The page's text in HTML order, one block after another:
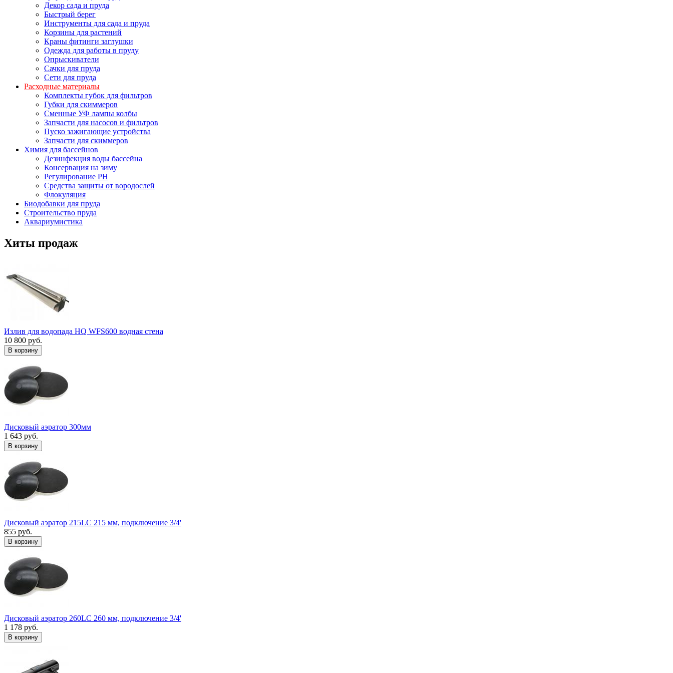
Декор сада и пруда
Быстрый берег
Инструменты для сада и пруда
Корзины для растений
Краны фитинги заглушки
Одежда для работы в пруду
Опрыскиватели
Сачки для пруда
Сети для пруда
Расходные материалы
Комплекты губок для фильтров
Губки для скиммеров
Сменные УФ лампы колбы
Запчасти для насосов и фильтров
Пуско зажигающие устройства
Запчасти для скиммеров
Химия для бассейнов
Дезинфекция воды бассейна
Консервация на зиму
Регулирование PH
Средства защиты от вородослей
Флокуляция
Биодобавки для пруда
Строительство пруда
Аквариумистика
Хиты продаж
Излив для водопада HQ WFS600 водная стена
10 800 руб.
В корзину
Дисковый аэратор 300мм
1 643 руб.
В корзину
Дисковый аэратор 215LC 215 мм, подключение 3/4'
855 руб.
В корзину
Дисковый аэратор 260LC 260 мм, подключение 3/4'
1 178 руб.
В корзину